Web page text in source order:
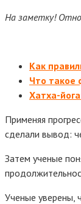
На заметку!
Как
Что такое
Хатха-
Применяя
сделали вывод:
Затем ученые
Ученые уверены,